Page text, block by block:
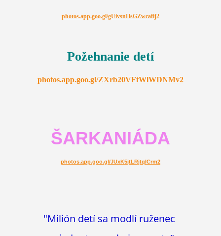
photos.app.goo.gl/gUivsnHsGZwcafij2
Požehnanie detí
photos.app.goo.gl/ZXrb20VFtWlWDNMv2
ŠARKANIÁDA
photos.app.goo.gl/JUxK5jtLRjtqICrm2
"Milión detí sa modlí ruženec